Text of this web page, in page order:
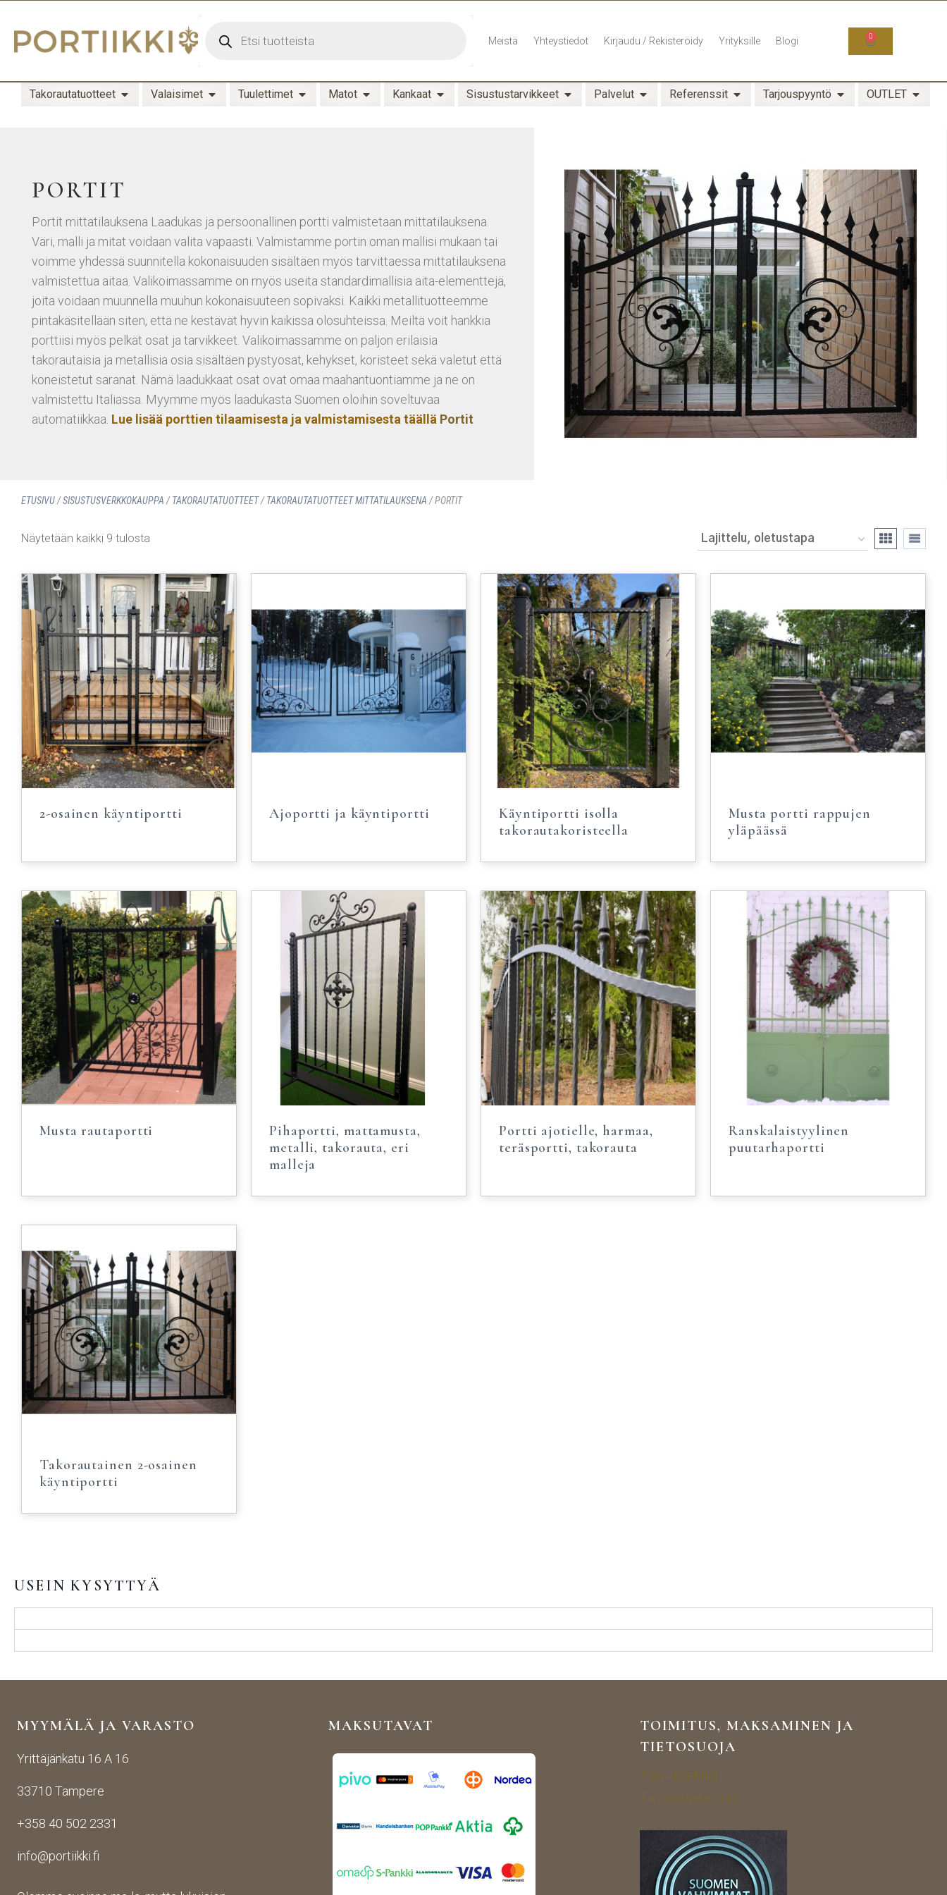
Meistä Yhteystiedot Kirjaudu / Rekisteröidy Yrityksille Blogi 0
Takorautatuotteet Valaisimet Tuulettimet Matot Kankaat Sisustustarvikkeet Palvelut Referenssit Tarjouspyyntö OUTLET
PORTIT
Portit mittatilauksena Laadukas ja persoonallinen portti valmistetaan mittatilauksena.
Väri, malli ja mitat voidaan valita vapaasti. Valmistamme portin oman mallisi mukaan tai
voimme yhdessä suunnitella kokonaisuuden sisältäen myös tarvittaessa mittatilauksena
valmistettua aitaa. Valikoimassamme on myös useita standardimallisia aita-elementtejä,
joita voidaan muunnella muuhun kokonaisuuteen sopivaksi. Kaikki metallituotteemme
pintakäsitellään siten, että ne kestävät hyvin kaikissa olosuhteissa. Meiltä voit hankkia
porttiisi myös pelkät osat ja tarvikkeet. Valikoimassamme on paljon erilaisia
takorautaisia ja metallisia osia sisältäen pystyosat, kehykset, koristeet sekä valetut että
koneistetut saranat. Nämä laadukkaat osat ovat omaa maahantuontiamme ja ne on
valmistettu Italiassa. Myymme myös laadukasta Suomen oloihin soveltuvaa
automatiikkaa. Lue lisää porttien tilaamisesta ja valmistamisesta täällä Portit
ETUSIVU/SISUSTUS­VERKKOKAUPPA /TAKORAUTATUOTTEET/TAKORAUTATUOTTEET MITTATILAUKSENA / PORTIT
Näytetään kaikki 9 tulosta
2-osainen käyntiportti Ajoportti ja käyntiportti
Käyntiportti isolla
takorautakoristeella
Musta portti rappujen
yläpäässä
Musta rautaportti
Pihaportti, mattamusta,
metalli, takorauta, eri
malleja
Portti ajotielle, harmaa,
teräsportti, takorauta
Ranskalaistyylinen
puutarhaportti
Takorautainen 2-osainen
käyntiportti
USEIN KYSYTTYÄ
MYYMÄLÄ JA VARASTO
Yrittäjänkatu 16 A 16
33710 Tampere
+358 40 502 2331
info@portiikki.fi
MAKSUTAVAT
TOIMITUS, MAKSAMINEN JA
TIETOSUOJA
Toimitusehdot
Tietosuojaseloste